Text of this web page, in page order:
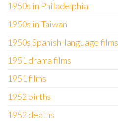
1950s in Philadelphia
1950s in Taiwan
1950s Spanish-language films
1951 drama films
1951 films
1952 births
1952 deaths